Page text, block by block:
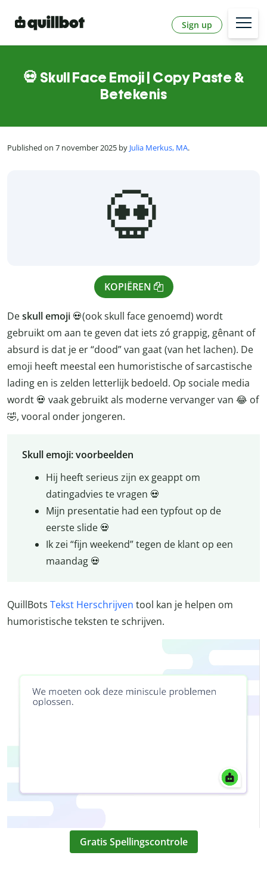
Sign up
💀 Skull Face Emoji | Copy Paste &
Betekenis
Published on 7 november 2025 by Julia Merkus, MA.
💀
KOPIËREN
Deskull emoji 💀(ook skull face genoemd) wordt
gebruikt om aan te geven dat iets zó grappig, gênant of
absurd is dat je er “dood” van gaat (van het lachen). De
emoji heeft meestal een humoristische of sarcastische
lading en is zelden letterlijk bedoeld. Op sociale media
wordt 💀 vaak gebruikt als moderne vervanger van 😂 of
🤣, vooral onder jongeren.
Skull emoji: voorbeelden
Hij heeft serieus zijn ex geappt om
datingadvies te vragen 💀
Mijn presentatie had een typfout op de
eerste slide 💀
Ik zei “fijn weekend” tegen de klant op een
maandag 💀
QuillBots Tekst Herschrijven tool kan je helpen om
humoristische teksten te schrijven.
Gratis Spellingscontrole